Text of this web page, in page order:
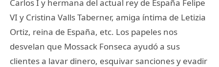
Carlos I y hermana del actual rey de España Felipe
VI y Cristina Valls Taberner, amiga íntima de Letizia
Ortiz, reina de España, etc. Los papeles nos
desvelan que Mossack Fonseca ayudó a sus
clientes a lavar dinero, esquivar sanciones y evadir